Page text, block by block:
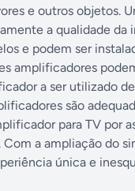
e outros objetos.
a qualidade da
e podem ser
amplificadores
a ser utilizado
são
para TV por
a ampliação do
única e